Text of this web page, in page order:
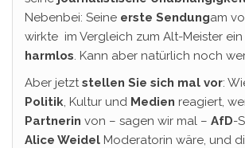
Nebenbei: Seine erste Sendungam
wirkte im Vergleich zum Alt-Meister
harmlos. Kann aber natürlich noch
Aber jetztstellen Sie sich mal vor:
Politik, Kultur und Medien reagiert,
Partnerin von – sagen wir mal – AfD-
Alice Weidel Moderatorin wäre, und